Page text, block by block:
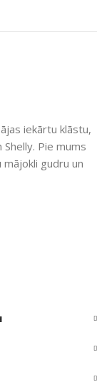
iekārtu klāstu,
Pie mums
gudru un